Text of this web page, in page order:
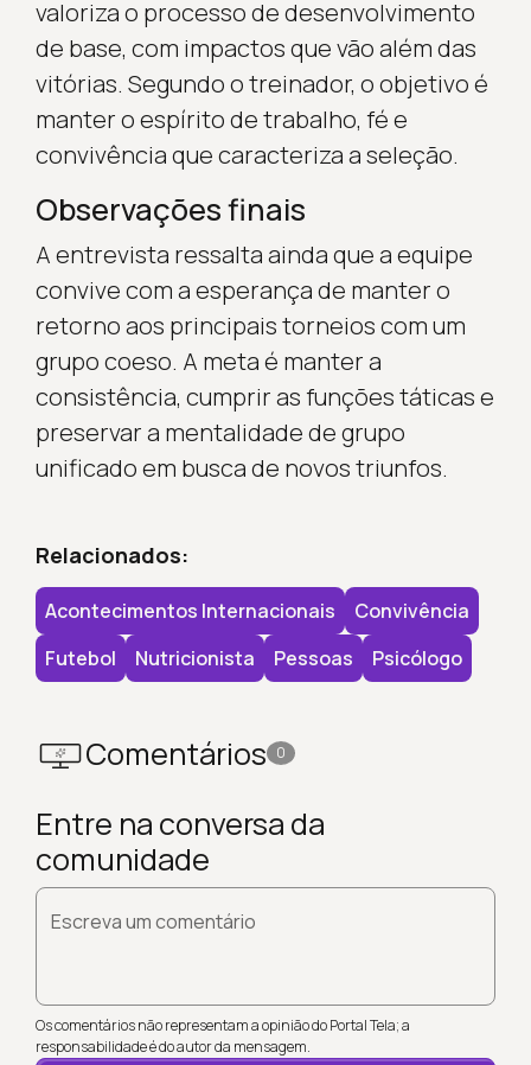
valoriza o processo de desenvolvimento
de base, com impactos que vão além das
vitórias. Segundo o treinador, o objetivo é
manter o espírito de trabalho, fé e
convivência que caracteriza a seleção.
Observações finais
A entrevista ressalta ainda que a equipe
convive com a esperança de manter o
retorno aos principais torneios com um
grupo coeso. A meta é manter a
consistência, cumprir as funções táticas e
preservar a mentalidade de grupo
unificado em busca de novos triunfos.
Relacionados:
Acontecimentos Internacionais
Convivência
Futebol
Nutricionista Pessoas Psicólogo
Comentários 0
Entre na conversa da
comunidade
Escreva um comentário
Os comentários não representam a opinião do Portal Tela; a
responsabilidade é do autor da mensagem.